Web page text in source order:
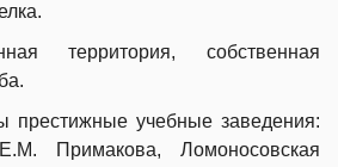
территория, собственная
престижные учебные заведения:
Примакова, Ломоносовская